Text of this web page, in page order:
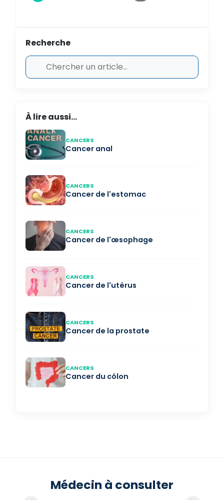
Recherche
À lire aussi...
CANCERS
Cancer anal
CANCERS
Cancer de l'estomac
CANCERS
Cancer de l'œsophage
CANCERS
Cancer de l'utérus
CANCERS
Cancer de la prostate
CANCERS
Cancer du côlon
Médecin à consulter